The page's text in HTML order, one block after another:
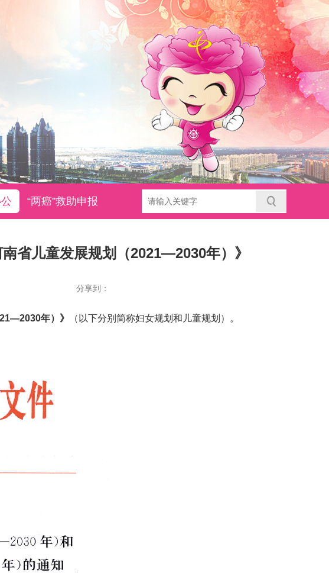
“两癌”救助申报
省儿童发展规划（2021—2030年）》
分享到：
年）》 （以下分别简称妇女规划和儿童规划）。